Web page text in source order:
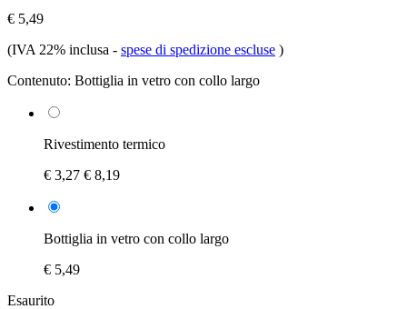
€ 5,49
(IVA 22% inclusa - spese di spedizione escluse )
Contenuto: Bottiglia in vetro con collo largo
Rivestimento termico
€ 3,27 € 8,19
Bottiglia in vetro con collo largo
€ 5,49
Esaurito